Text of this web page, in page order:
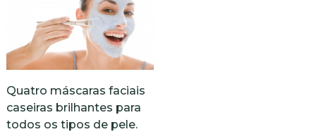
Quatro máscaras faciais
caseiras brilhantes para
todos os tipos de pele.